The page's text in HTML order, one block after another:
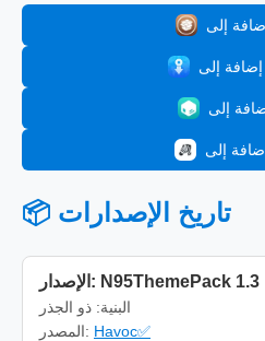
📦 تاريخ الإصدارات
الإصدار: N95ThemePack 1.3
البنية: ذو الجذر
المصدر: Havoc✅